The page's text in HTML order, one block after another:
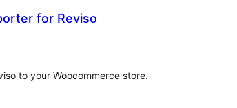
for Reviso
to your Woocommerce store.